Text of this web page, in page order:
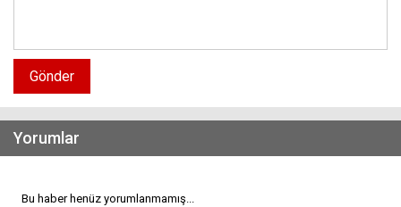
Gönder
Yorumlar
Bu haber henüz yorumlanmamış...